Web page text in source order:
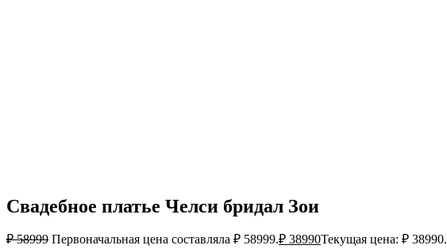
Свадебное платье Челси бридал Зои
₽58999 Первоначальная цена составляла ₽ 58999.₽ 38990Текущая цена: ₽ 38990.